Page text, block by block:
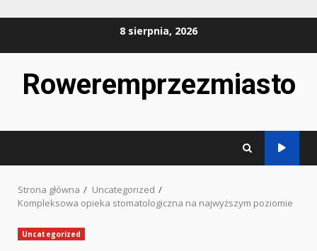
8 sierpnia, 2026
Roweremprzezmiasto
Strona główna
Uncategorized
Kompleksowa opieka stomatologiczna na najwyższym poziomie
Uncategorized